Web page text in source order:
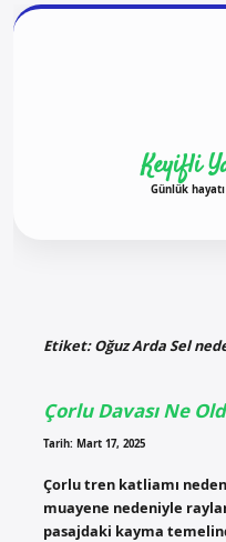
Keyifli
Günlük
Etiket:Oğuz Arda Sel
Çorlu Davası Ne
Tarih: Mart 17, 2025
Çorlu tren katliamı neden
muayene nedeniyle
pasajdaki kayma